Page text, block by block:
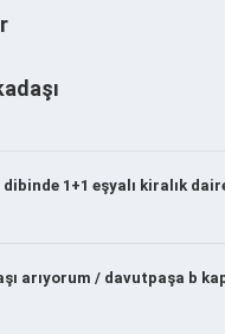
dibinde 1+1 eşyalı kiralık
arıyorum / davutpaşa b